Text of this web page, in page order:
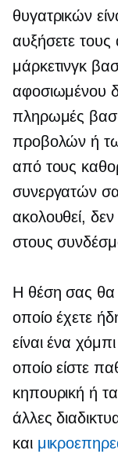
θυγατρικών
αυξήσετε
μάρκετινγκ
αφοσιωμένου
πληρωμές
προβολών ή
από τους
συνεργατών
ακολουθεί, δεν
στους
Η θέση σας θα
οποίο έχετε
είναι ένα
οποίο είστε
κηπουρική ή τα
άλλες
και